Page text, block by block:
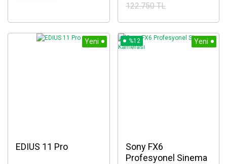
122.750 TL
Yeni
EDIUS 11 Pro
%12 Yeni
Sony FX6
Profesyonel Sinema